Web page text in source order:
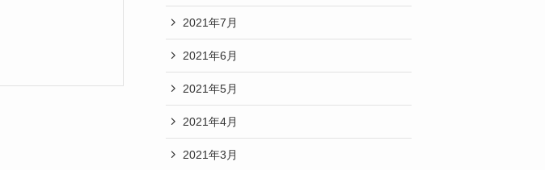
2021年7月
2021年6月
2021年5月
2021年4月
2021年3月